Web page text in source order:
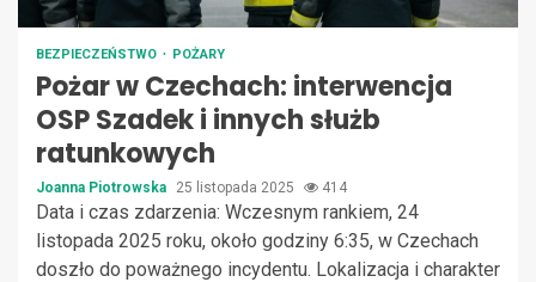
BEZPIECZEŃSTWO POŻARY
Pożar w Czechach: interwencja
OSP Szadek i innych służb
ratunkowych
Joanna Piotrowska 25 listopada 2025 414
Data i czas zdarzenia: Wczesnym rankiem, 24
listopada 2025 roku, około godziny 6:35, w Czechach
doszło do poważnego incydentu. Lokalizacja i charakter